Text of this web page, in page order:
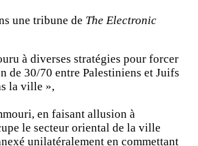
une tribune de The Electronic
à diverses stratégies pour forcer
de 30/70 entre Palestiniens et Juifs
la ville »,
en faisant allusion à
le secteur oriental de la ville
unilatéralement en commettant